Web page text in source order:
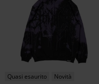
Quasi esaurito Novità